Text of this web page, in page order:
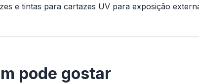
e tintas para cartazes UV para exposição
pode gostar